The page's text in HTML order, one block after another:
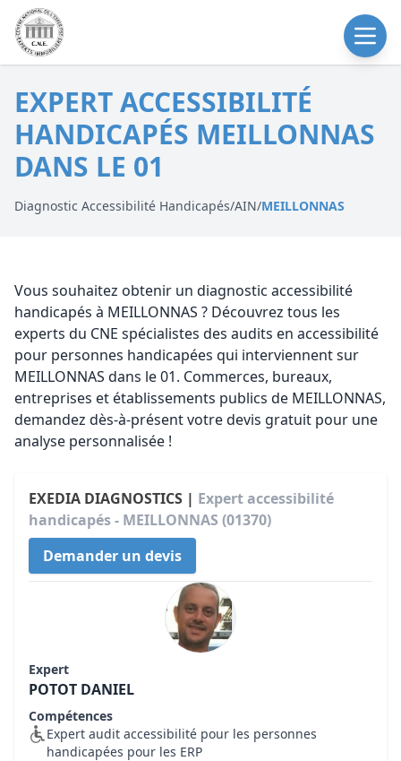
EXPERT ACCESSIBILITÉ
HANDICAPÉS MEILLONNAS
DANS LE 01
Diagnostic Accessibilité Handicapés/AIN/MEILLONNAS
Vous souhaitez obtenir un diagnostic accessibilité
handicapés à MEILLONNAS ? Découvrez tous les
experts du CNE spécialistes des audits en accessibilité
pour personnes handicapées qui interviennent sur
MEILLONNAS dans le 01. Commerces, bureaux,
entreprises et établissements publics de MEILLONNAS,
demandez dès-à-présent votre devis gratuit pour une
analyse personnalisée !
EXEDIA DIAGNOSTICS | Expert accessibilité
handicapés - MEILLONNAS (01370)
Demander un devis
Expert
POTOT DANIEL
Compétences
Expert audit accessibilité pour les personnes
handicapées pour les ERP